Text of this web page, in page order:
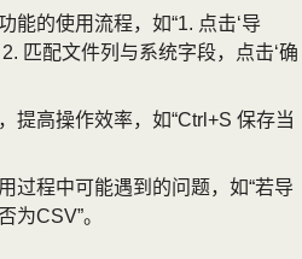
能的使用流程，如“1. 点击‘导
匹配文件列与系统字段，点击‘确
提高操作效率，如“Ctrl+S 保存当
过程中可能遇到的问题，如“若导
为CSV”。